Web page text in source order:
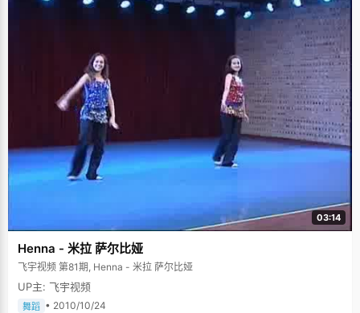
03:14
Henna - 米拉 萨尔比娅
飞宇视频 第81期, Henna - 米拉 萨尔比娅
UP主: 飞宇视频
舞蹈 • 2010/10/24